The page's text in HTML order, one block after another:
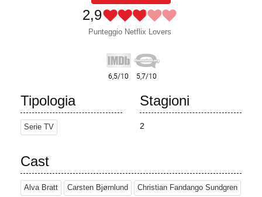
2,9
Punteggio Netflix Lovers
Tipologia
Serie TV
Stagioni
2
Cast
Alva Bratt Carsten Bjørnlund Christian Fandango Sundgren